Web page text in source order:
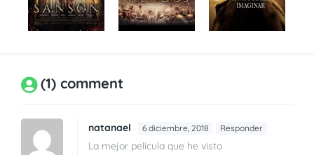
(1) comment
natanael 6 diciembre, 2018 Responder
La mejor pelicula que he visto